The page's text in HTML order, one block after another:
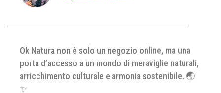
Ok Natura non è solo un negozio online, ma una
porta d’accesso a un mondo di meraviglie naturali,
arricchimento culturale e armonia sostenibile. 🌏
✨